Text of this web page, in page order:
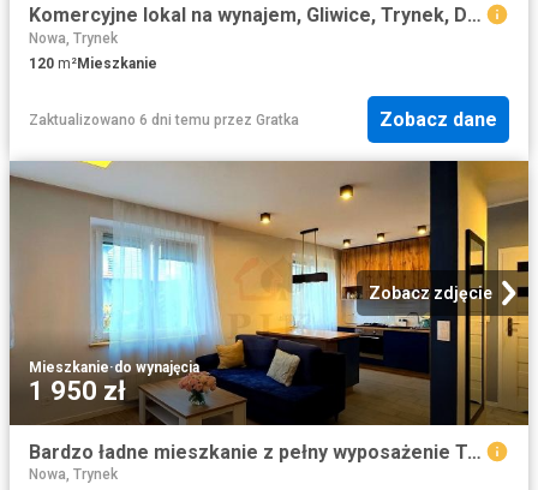
Komercyjne lokal na wynajem, Gliwice, Trynek, Dzierżona
Nowa, Trynek
120 m²Mieszkanie
Zaktualizowano 6 dni temu przez Gratka Zobacz dane
Zobacz zdjęcie
Mieszkanie·do wynajęcia
1 950 zł
Bardzo ładne mieszkanie z pełny wyposażenie Trynek ul. Kunickiego, Gliwice
Nowa, Trynek